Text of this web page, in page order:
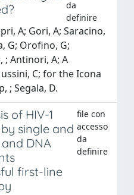
da
definire
A; Gori, A; Saracino,
G; Orofino, G;
; Antinori, A; A
C; for the Icona
; Segala, D.
of HIV-1
single and
DNA
first-line
file con
accesso
da
definire